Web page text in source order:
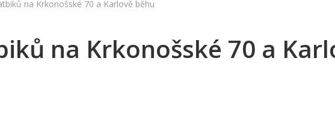
na Krkonošské 70 a Karlově běhu
na Krkonošské 70 a